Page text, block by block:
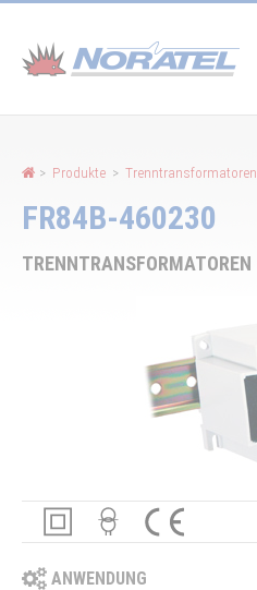
> Produkte > Trenntransformatoren
FR84B-460230
TRENNTRANSFORMATOREN
ANWENDUNG
Cookie-Einstellungen